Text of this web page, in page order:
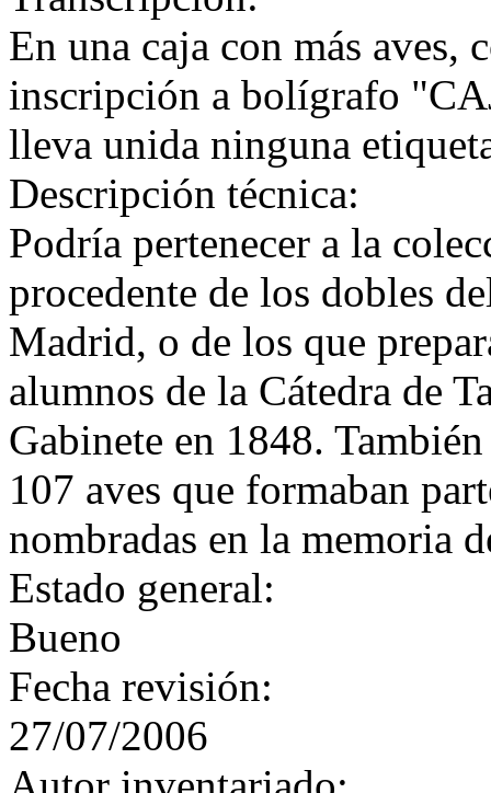
En una caja con más aves,
inscripción a bolígrafo
lleva unida ninguna
Descripción técnica:
Podría pertenecer a la
procedente de los dobles
Madrid, o de los que
alumnos de la Cátedra de
Gabinete en 1848.
107 aves que formaban
nombradas en la memoria
Estado general:
Bueno
Fecha revisión:
27/07/2006